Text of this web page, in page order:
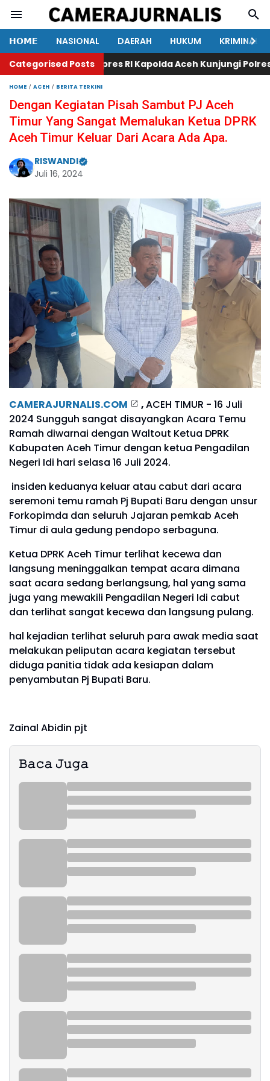
𝗛𝗢𝗠𝗘 NASIONAL DAERAH HUKUM
KRIMINAL
Categorised Posts
Kunker Wapres RI Kapolda Aceh Kunjungi Polres
HOME ACEH BERITA TERKINI
Dengan Kegiatan Pisah Sambut PJ Aceh
Timur Yang Sangat Memalukan Ketua DPRK
Aceh Timur Keluar Dari Acara Ada Apa.
RISWANDI
Juli 16, 2024
CAMERAJURNALIS.COM ,ACEH TIMUR - 16 Juli
2024 Sungguh sangat disayangkan Acara Temu
Ramah diwarnai dengan Waltout Ketua DPRK
Kabupaten Aceh Timur dengan ketua Pengadilan
Negeri Idi hari selasa 16 Juli 2024.
insiden keduanya keluar atau cabut dari acara
seremoni temu ramah Pj Bupati Baru dengan unsur
Forkopimda dan seluruh Jajaran pemkab Aceh
Timur di aula gedung pendopo serbaguna.
Ketua DPRK Aceh Timur terlihat kecewa dan
langsung meninggalkan tempat acara dimana
saat acara sedang berlangsung, hal yang sama
juga yang mewakili Pengadilan Negeri Idi cabut
dan terlihat sangat kecewa dan langsung pulang.
hal kejadian terlihat seluruh para awak media saat
melakukan peliputan acara kegiatan tersebut
diduga panitia tidak ada kesiapan dalam
penyambutan Pj Bupati Baru.
Zainal Abidin pjt
𝙱𝚊𝚌𝚊 𝙹𝚞𝚐𝚊